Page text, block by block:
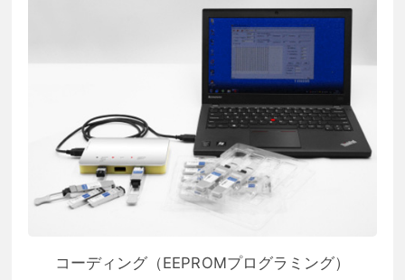
コーディング（EEPROMプログラミング）